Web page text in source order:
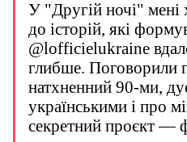
У "Другій ночі" мені
до історій, які
@lofficielukraine
глибше. Поговорили
натхненний 90-ми,
українськими і про
секретний проєкт —